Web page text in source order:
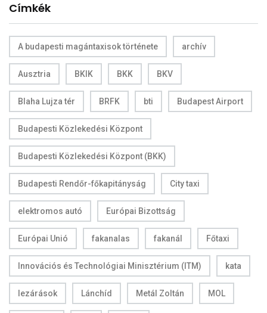
Címkék
A budapesti magántaxisok története archív
Ausztria BKIK BKK BKV
Blaha Lujza tér BRFK bti Budapest Airport
Budapesti Közlekedési Központ
Budapesti Közlekedési Központ (BKK)
Budapesti Rendőr-főkapitányság City taxi
elektromos autó Európai Bizottság
Európai Unió fakanalas fakanál Főtaxi
Innovációs és Technológiai Minisztérium (ITM) kata
lezárások Lánchíd Metál Zoltán MOL